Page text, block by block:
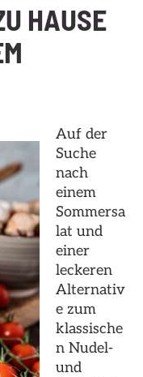
HAUSE
Auf der
Suche
nach
einem
Sommersa
lat und
einer
leckeren
Alternativ
e zum
klassische
n Nudel-
und